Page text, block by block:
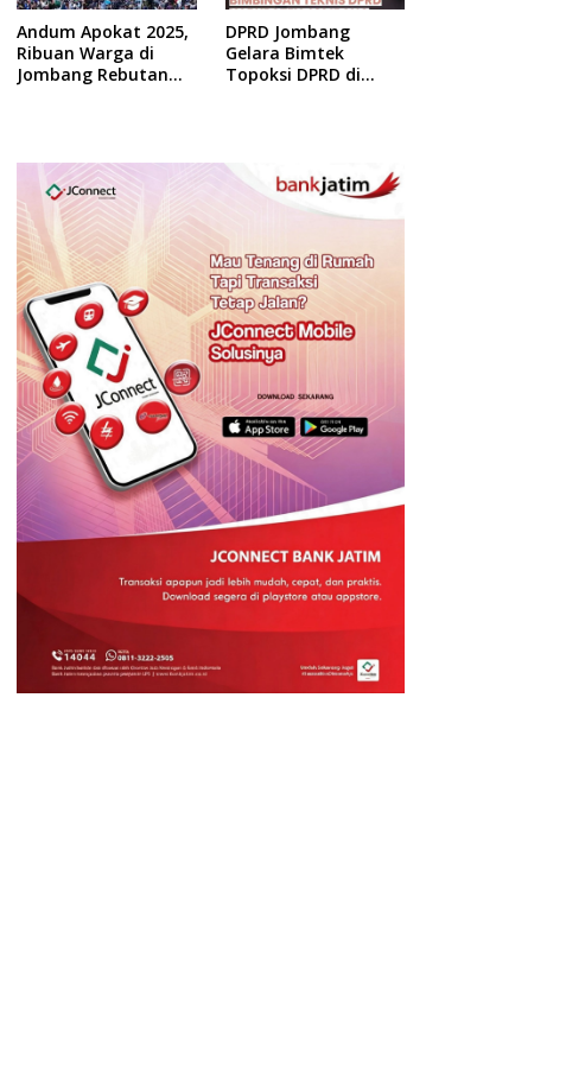
Andum Apokat 2025,
Ribuan Warga di
Jombang Rebutan
DPRD Jombang
Gelara Bimtek
Topoksi DPRD di